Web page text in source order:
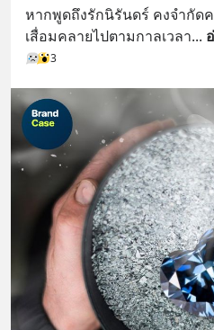
หากพูดถึงรักนิรันดร์ คงจำกัด
เสื่อมคลายไปตามกาลเวลา...
3